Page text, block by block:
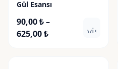
Gül Esansı
90,00₺–
625,00₺Fiyat
visibility